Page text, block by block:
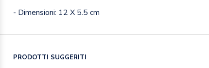
- Dimensioni: 12 X 5.5 cm
PRODOTTI SUGGERITI